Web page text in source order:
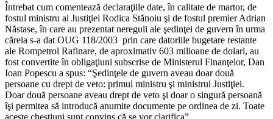
Întrebat cum comentează declaraţiile date, în calitate de martor, de
fostul ministru al Justiţiei Rodica Stănoiu şi de fostul premier Adrian
Năstase, în care au prezentat nereguli ale şedinţei de guvern în urma
căreia s-a dat OUG 118/2003 prin care datoriile bugetare restante
ale Rompetrol Rafinare, de aproximativ 603 milioane de dolari, au
fost convertite în obligaţiuni subscrise de Ministerul Finanţelor, Dan
Ioan Popescu a spus: “Şedinţele de guvern aveau doar două
persoane cu drept de veto: primul ministru şi ministrul Justiţiei.
Doar două persoane aveau drept de veto şi doar o singură persoană
îşi permitea să introducă anumite documente pe ordinea de zi. Toate
aceste chestiuni sunt convins că se vor clarifica”.